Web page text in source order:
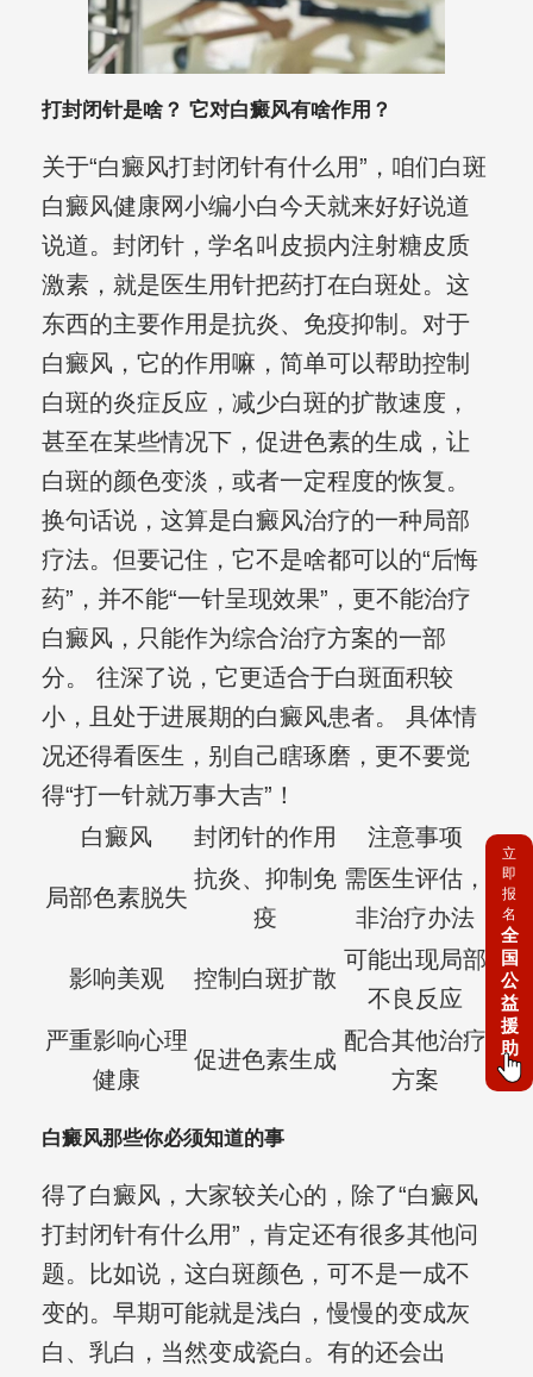
打封闭针是啥？ 它对白癜风有啥作用？
关于“白癜风打封闭针有什么用”，咱们白斑
白癜风健康网小编小白今天就来好好说道
说道。封闭针，学名叫皮损内注射糖皮质
激素，就是医生用针把药打在白斑处。这
东西的主要作用是抗炎、免疫抑制。对于
白癜风，它的作用嘛，简单可以帮助控制
白斑的炎症反应，减少白斑的扩散速度，
甚至在某些情况下，促进色素的生成，让
白斑的颜色变淡，或者一定程度的恢复。
换句话说，这算是白癜风治疗的一种局部
疗法。但要记住，它不是啥都可以的“后悔
药”，并不能“一针呈现效果”，更不能治疗
白癜风，只能作为综合治疗方案的一部
分。 往深了说，它更适合于白斑面积较
小，且处于进展期的白癜风患者。 具体情
况还得看医生，别自己瞎琢磨，更不要觉
得“打一针就万事大吉”！
白癜风
封闭针的作用 注意事项
局部色素脱失
抗炎、抑制免
疫
需医生评估，
非治疗办法
影响美观 控制白斑扩散
可能出现局部
不良反应
严重影响心理
健康
促进色素生成
配合其他治疗
方案
白癜风那些你必须知道的事
得了白癜风，大家较关心的，除了“白癜风
打封闭针有什么用”，肯定还有很多其他问
题。比如说，这白斑颜色，可不是一成不
变的。早期可能就是浅白，慢慢的变成灰
白、乳白，当然变成瓷白。有的还会出
立
即
报
名
全
国
公
益
援
助